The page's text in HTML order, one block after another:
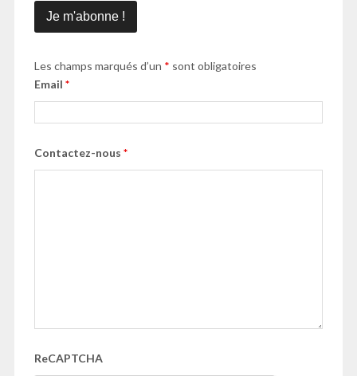
Les champs marqués d’un * sont obligatoires
Email *
Contactez-nous *
ReCAPTCHA